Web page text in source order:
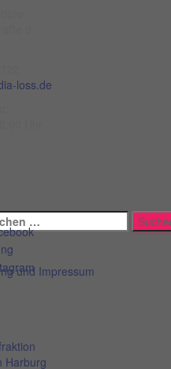
loss.de
und Impressum
Harburg